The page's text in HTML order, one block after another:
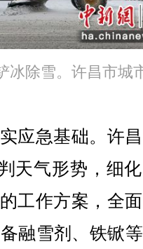
冰除雪。许昌市城
急基础。许
天气形势，细
工作方案，全
融雪剂、铁锨